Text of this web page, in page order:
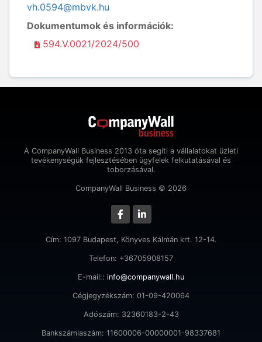
vh.0594@mbvk.hu
Dokumentumok és információk:
594.V.0021/2024/500
A CompanyWall Business 2013 óta segíti a vállalatokat üzleti
tevékenységük fejlesztésében ügyfelek felkutatásával és
toborzásával.
CompanyWall Business © 2026
Cím: 1097 Budapest, Könyves Kálmán krt. 12-14.
Telefon: +36705908157
E-mail:: info@companywall.hu
Cégjegyzékszám: 01-09-420064
Adószám: 32360183-2-43
Bankszámlaszám: 11600006-00000001-98337681